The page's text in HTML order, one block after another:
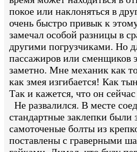
покое или наклоняться в
очень быстро привык к
замечал особой разницы в
другими погрузчиками. Но
пассажиров или сменщиков
заметно. Мне механик как
как змея изгибается! Как
Так и кажется, что он
Не развалился. В месте
стандартные заклепки были
самоточеные болты из
поставлены с граверными